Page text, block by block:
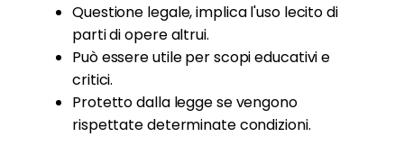
Questione legale, implica l'uso lecito di
parti di opere altrui.
Può essere utile per scopi educativi e
critici.
Protetto dalla legge se vengono
rispettate determinate condizioni.